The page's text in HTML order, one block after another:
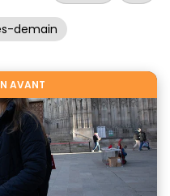
demain
AVANT